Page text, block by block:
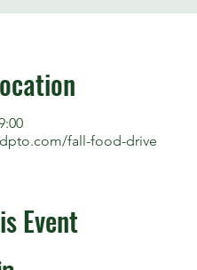
fall-food-drive
Event